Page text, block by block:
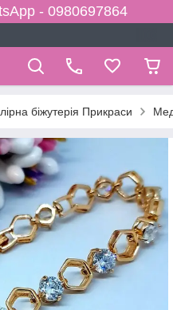
- 0980697864
біжутерія Прикраси